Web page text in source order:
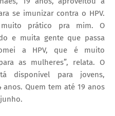
se imunizar contra o HPV.
prático pra mim. O
e muita gente que passa
a HPV, que é muito
as mulheres”, relata. O
disponível para jovens,
Quem tem até 19 anos